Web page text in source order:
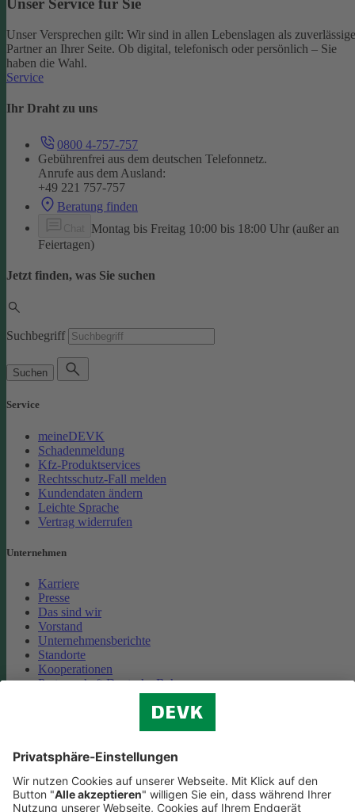
Unser Service für Sie
Unser Versprechen gilt: Wir sind in allen Lebenslagen als
Partner an Ihrer Seite. Ob digital, telefonisch oder persönlich – Sie
haben die Wahl.
Service
Ihr Draht zu uns
0800 4-757-757
Gebührenfrei aus dem deutschen Telefonnetz.
Anrufe aus dem Ausland:
+49 221 757-757
Beratung finden
Montag bis Freitag 10:00 bis 18:00 Uhr (außer an
Feiertagen)
Jetzt finden, was Sie suchen
Suchbegriff
Suchen
Service
meineDEVK
Schadenmeldung
Kfz-Produktservices
Rechtsschutz-Fall melden
Kundendaten ändern
Leichte Sprache
Vertrag widerrufen
Unternehmen
Karriere
Presse
Das sind wir
Vorstand
Unternehmensberichte
Standorte
Kooperationen
Partnerschaft Deutsche Bahn